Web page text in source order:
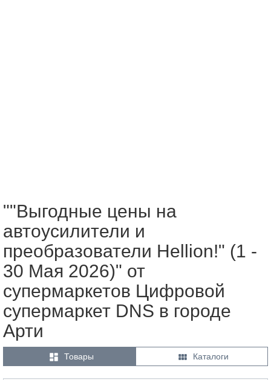
""Выгодные цены на
автоусилители и
преобразователи Hellion!" (1 -
30 Мая 2026)" от
супермаркетов Цифровой
супермаркет DNS в городе
Арти
 Товары  Каталоги